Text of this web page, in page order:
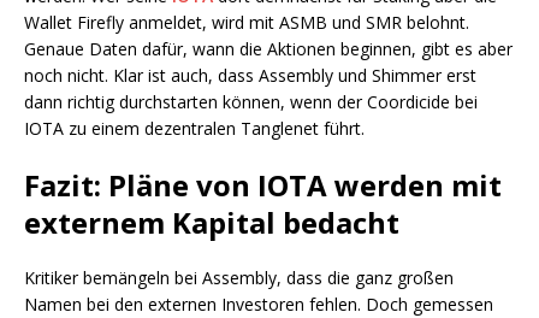
Wallet Firefly anmeldet, wird mit ASMB und SMR belohnt.
Genaue Daten dafür, wann die Aktionen beginnen, gibt es aber
noch nicht. Klar ist auch, dass Assembly und Shimmer erst
dann richtig durchstarten können, wenn der Coordicide bei
IOTA zu einem dezentralen Tanglenet führt.
Fazit: Pläne von IOTA werden mit
externem Kapital bedacht
Kritiker bemängeln bei Assembly, dass die ganz großen
Namen bei den externen Investoren fehlen. Doch gemessen